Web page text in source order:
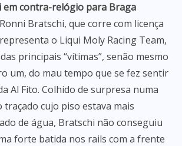
em contra-relógio para Braga
Bratschi, que corre com licença
o Liqui Moly Racing Team,
principais “vítimas”, senão mesmo
um, do mau tempo que se fez sentir
Al Fito. Colhido de surpresa numa
traçado cujo piso estava mais
de água, Bratschi não conseguiu
forte batida nos rails com a frente